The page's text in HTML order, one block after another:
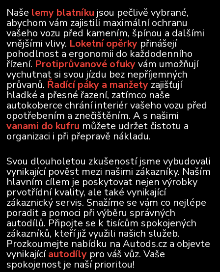
Naše lemy blatníku jsou pečlivě vybrané,
abychom vám zajistili maximální ochranu
vašeho vozu před kamením, špínou a dalšími
vnějšími vlivy. Loketní opěrky přinášejí
pohodlnost a ergonomii do každodenního
řízení. Protiprůvanové ofukyvám umožňují
vychutnat si svou jízdu bez nepříjemných
průvanů. Řadící páky a manžety zajišťují
hladké a přesné řazení, zatímco naše
autokoberce chrání interiér vašeho vozu před
opotřebením a znečištěním. A s našimi
vanami do kufru můžete udržet čistotu a
organizaci i při přepravě nákladu.
Svou dlouholetou zkušeností jsme vybudovali
vynikající pověst mezi našimi zákazníky. Naším
hlavním cílem je poskytovat nejen výrobky
prvotřídní kvality, ale také vynikající
zákaznický servis. Snažíme se vám co nejlépe
poradit a pomoci při výběru správných
autodílů. Připojte se k tisícům spokojených
zákazníků, kteří již využili našich služeb.
Prozkoumejte nabídku na Autods.cz a objevte
vynikajícíautodíly pro váš vůz. Vaše
spokojenost je naší prioritou!